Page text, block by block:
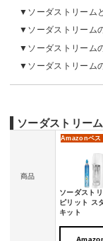
ソーダストリーム
ソーダストリーム
ソーダストリーム
ソーダストリーム
ソーダストリー
商品
Amazonベス
ソーダスト
ピリット ス
キット